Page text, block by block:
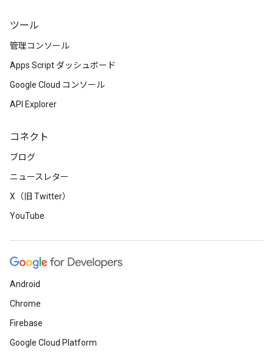
ツール
管理コンソール
Apps Script ダッシュボード
Google Cloud コンソール
API Explorer
コネクト
ブログ
ニュースレター
X（旧 Twitter）
YouTube
Android
Chrome
Firebase
Google Cloud Platform